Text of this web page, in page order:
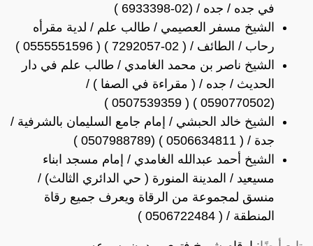
في جده / جده / (02-6933398 )
الشيخ مسفر العصيمي / طالب علم / لدية مقرأه
رحاب / الطائف / ( 02-7292057 ) ( 0555551596 )
الشيخ ناصر بن محمد الغامدي / طالب علم في دار
الحديث / جده / ( مقراءة في الصفا ) /
(0590770502 ) ( 0507539359 )
الشيخ خالد الحبشي / إمام جامع السليمان بالشرفية /
جدة / ( 0506634811 ) (0507988789 )
الشيخ أحمد عبدالله الغامدي / إمام مسجد ابناء
مسيعيد / المدينة المنورة ( حي الدائري الثالث) /
منسق لمجموعة من الرقاة ويعرف جميع رقاة
المنطقة / ( 0506722484 )